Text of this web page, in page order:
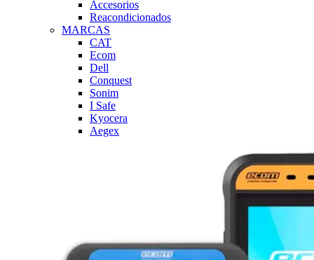
Accesorios
Reacondicionados
MARCAS
CAT
Ecom
Dell
Conquest
Sonim
I Safe
Kyocera
Aegex